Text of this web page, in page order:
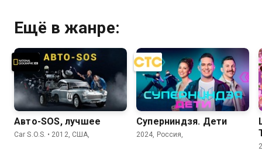
Ещё в жанре:
Авто-SOS, лучшее
Car S.O.S. • 2012, США,
Суперниндзя. Дети
2024, Россия,